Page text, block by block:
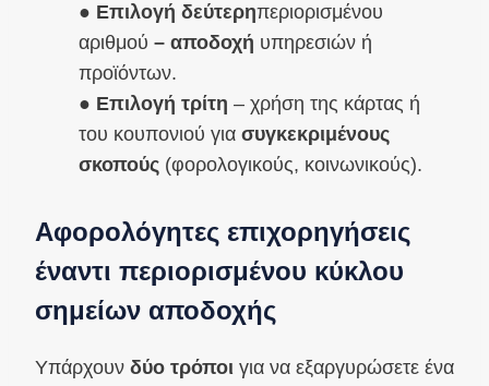
● Επιλογή δεύτερηπεριορισμένου
αριθμού – αποδοχή υπηρεσιών ή
προϊόντων.
● Επιλογή τρίτη – χρήση της κάρτας ή
του κουπονιού για συγκεκριμένους
σκοπούς (φορολογικούς, κοινωνικούς).
Αφορολόγητες επιχορηγήσεις
έναντι περιορισμένου κύκλου
σημείων αποδοχής
Υπάρχουν δύο τρόποι για να εξαργυρώσετε ένα